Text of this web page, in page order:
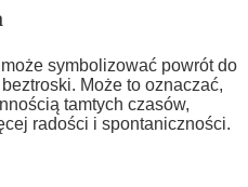
symbolizować powrót do
Może to oznaczać,
tamtych czasów,
radości i spontaniczności.